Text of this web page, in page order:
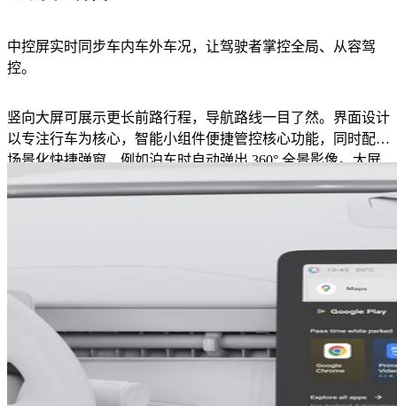
中控屏实时同步车内车外车况，让驾驶者掌控全局、从容驾
控。
竖向大屏可展示更长前路行程，导航路线一目了然。界面设计
以专注行车为核心，智能小组件便捷管控核心功能，同时配备
场景化快捷弹窗，例如泊车时自动弹出 360° 全景影像。大屏
支持导航与应用分屏同显，双内容一眼尽收眼底。